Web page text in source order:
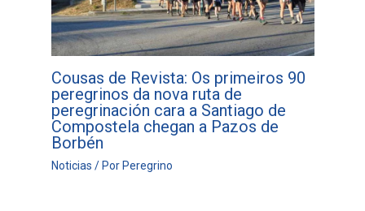
Cousas de Revista: Os primeiros 90
peregrinos da nova ruta de
peregrinación cara a Santiago de
Compostela chegan a Pazos de
Borbén
Noticias / Por Peregrino